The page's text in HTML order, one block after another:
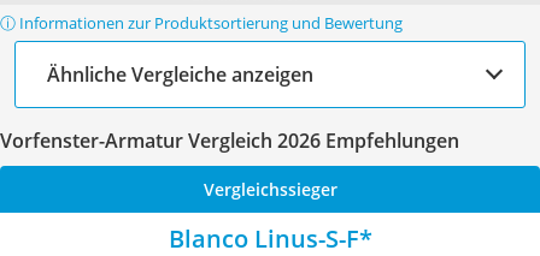
ⓘ Informationen zur Produktsortierung und Bewertung
Ähnliche Vergleiche anzeigen
Vorfenster-Armatur Vergleich 2026 Empfehlungen
Vergleichssieger
Blanco Linus-S-F